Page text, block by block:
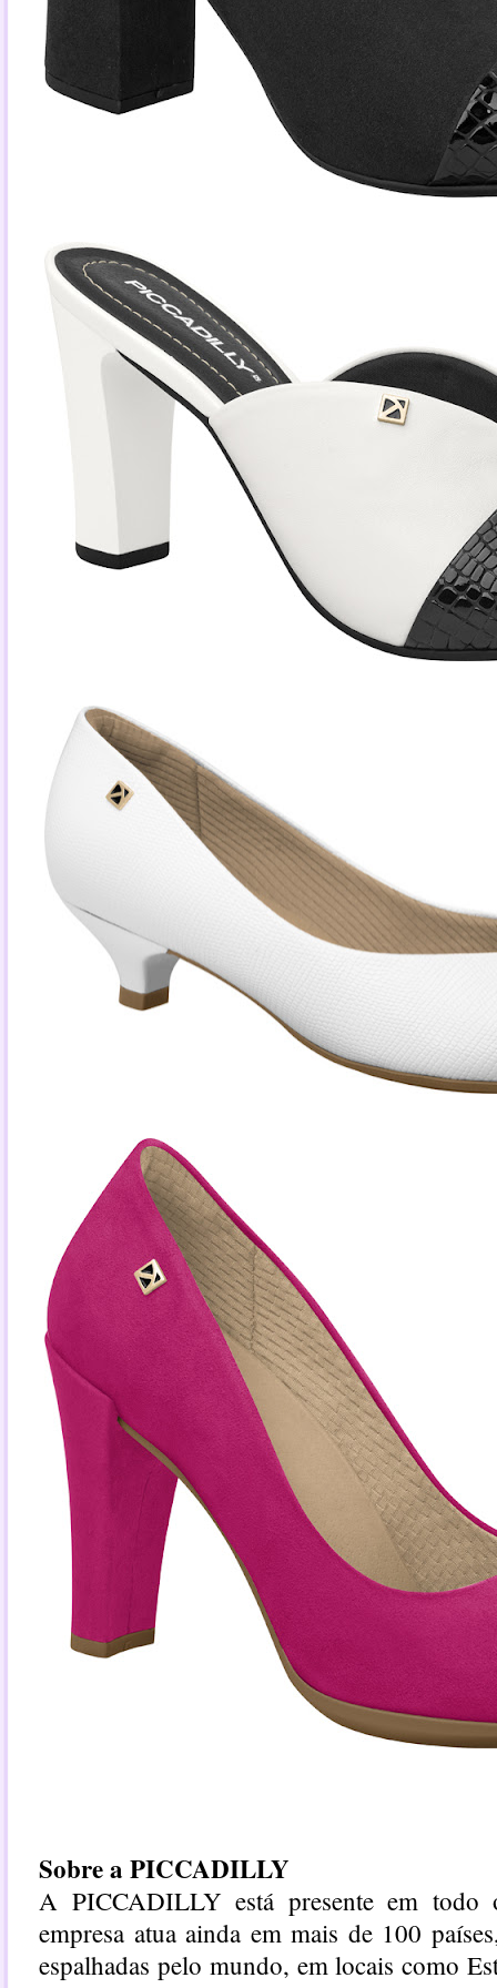
Sobre a PICCADILLY
A PICCADILLY está presente em
empresa atua ainda em mais de 100
espalhadas pelo mundo, em locais como